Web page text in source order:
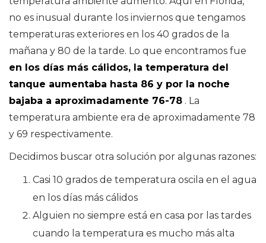
no es inusual durante los inviernos que tengamos
temperaturas exteriores en los 40 grados de la
mañana y 80 de la tarde. Lo que encontramos fue
en los días más cálidos, la temperatura del
tanque aumentaba hasta 86 y por la noche
bajaba a aproximadamente 76-78 . La
temperatura ambiente era de aproximadamente 78
y 69 respectivamente.
Decidimos buscar otra solución por algunas razones:
Casi 10 grados de temperatura oscila en el agua
en los días más cálidos
Alguien no siempre está en casa por las tardes
cuando la temperatura es mucho más alta